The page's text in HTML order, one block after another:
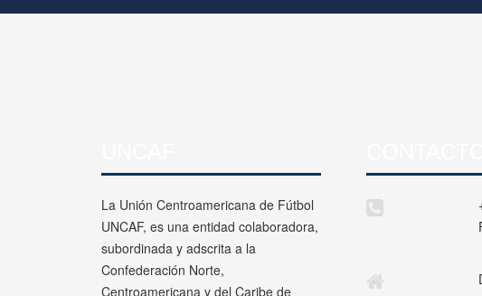
La Unión Centroamericana de Fútbol
UNCAF, es una entidad colaboradora,
subordinada y adscrita a la
Confederación Norte,
Centroamericana y del Caribe de